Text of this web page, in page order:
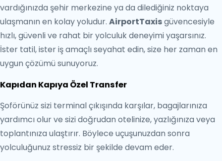
vardığınızda şehir merkezine ya da dilediğiniz noktaya
ulaşmanın en kolay yoludur. AirportTaxisgüvencesiyle
hızlı, güvenli ve rahat bir yolculuk deneyimi yaşarsınız.
İster tatil, ister iş amaçlı seyahat edin, size her zaman en
uygun çözümü sunuyoruz.
Kapıdan Kapıya Özel Transfer
Şoförünüz sizi terminal çıkışında karşılar, bagajlarınıza
yardımcı olur ve sizi doğrudan otelinize, yazlığınıza veya
toplantınıza ulaştırır. Böylece uçuşunuzdan sonra
yolculuğunuz stressiz bir şekilde devam eder.